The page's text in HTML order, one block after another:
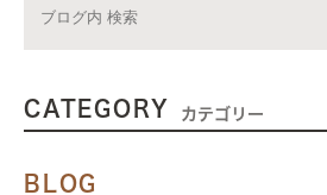
CATEGORY カテゴリー
BLOG